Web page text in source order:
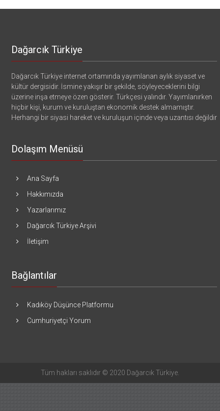
Dağarcık Türkiye
Dağarcık Türkiye internet ortamında yayımlanan aylık siyaset ve
kültür dergisidir. İsmine yakışır bir şekilde, söyleyeceklerini bilgi
üzerine inşa etmeye özen gösterir. Türkçesi yalındır. Yayımlanırken
hiçbir kişi, kurum ve kuruluştan ekonomik destek almamıştır.
Herhangi bir siyasi hareket ve kuruluşun içinde veya uzantısı değildir
Dolaşım Menüsü
Ana Sayfa
Hakkımızda
Yazarlarımız
Dağarcık Türkiye Arşivi
İletişim
Bağlantılar
Kadıköy Düşünce Platformu
Cumhuriyetçi Yorum
Tüm hakları saklıdır © 2020 Dağarcık Türkiye.